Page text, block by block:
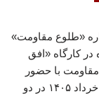
«طلوع مقاومت»
در کارگاه «افق
مقاومت با حضور
گروه‌های منتخب تئاتری در تاریخ‌های ۲۲ و ۲۳ خرداد ۱۴۰۵ در دو